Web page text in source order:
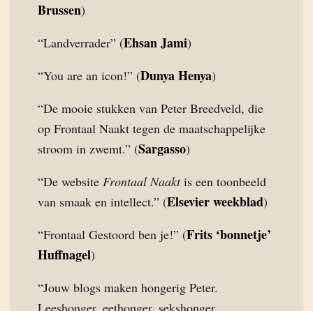
Brussen)
“Landverrader” (Ehsan Jami)
“You are an icon!” (Dunya Henya)
“De mooie stukken van Peter Breedveld, die
op Frontaal Naakt tegen de maatschappelijke
stroom in zwemt.” (Sargasso)
“De website Frontaal Naaktis een toonbeeld
van smaak en intellect.” (Elsevier weekblad)
“Frontaal Gestoord ben je!” (Frits ‘bonnetje’
Huffnagel)
“Jouw blogs maken hongerig Peter.
Leeshonger, eethonger, sekshonger,